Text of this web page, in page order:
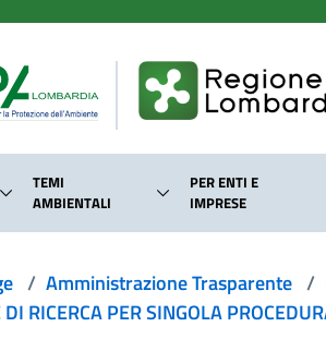
TEMI
AMBIENTALI
PER ENTI E
IMPRESE
/ Amministrazione Trasparente /
DI RICERCA PER SINGOLA